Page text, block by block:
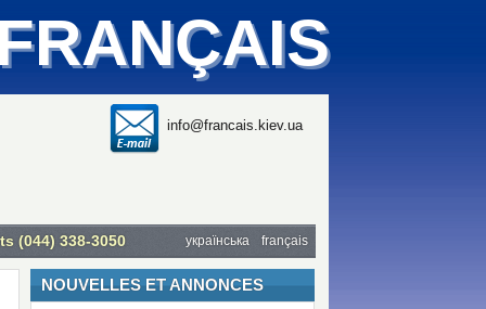
info@francais.kiev.ua
(044) 338-3050 українська français
NOUVELLES ET ANNONCES